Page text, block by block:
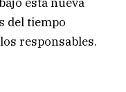
del tiempo
responsables.